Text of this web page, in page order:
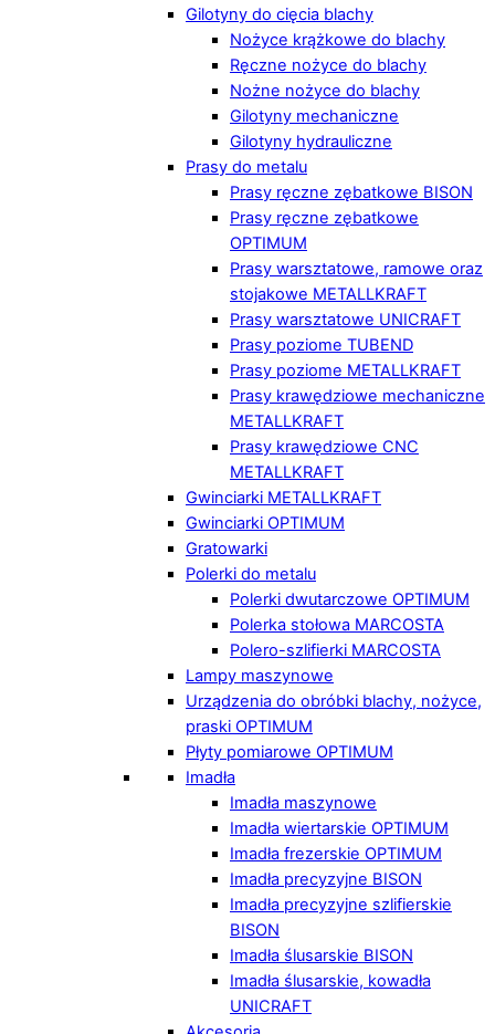
Gilotyny do cięcia blachy
Nożyce krążkowe do blachy
Ręczne nożyce do blachy
Nożne nożyce do blachy
Gilotyny mechaniczne
Gilotyny hydrauliczne
Prasy do metalu
Prasy ręczne zębatkowe BISON
Prasy ręczne zębatkowe
OPTIMUM
Prasy warsztatowe, ramowe oraz
stojakowe METALLKRAFT
Prasy warsztatowe UNICRAFT
Prasy poziome TUBEND
Prasy poziome METALLKRAFT
Prasy krawędziowe mechaniczne
METALLKRAFT
Prasy krawędziowe CNC
METALLKRAFT
Gwinciarki METALLKRAFT
Gwinciarki OPTIMUM
Gratowarki
Polerki do metalu
Polerki dwutarczowe OPTIMUM
Polerka stołowa MARCOSTA
Polero-szlifierki MARCOSTA
Lampy maszynowe
Urządzenia do obróbki blachy, nożyce,
praski OPTIMUM
Płyty pomiarowe OPTIMUM
Imadła
Imadła maszynowe
Imadła wiertarskie OPTIMUM
Imadła frezerskie OPTIMUM
Imadła precyzyjne BISON
Imadła precyzyjne szlifierskie
BISON
Imadła ślusarskie BISON
Imadła ślusarskie, kowadła
UNICRAFT